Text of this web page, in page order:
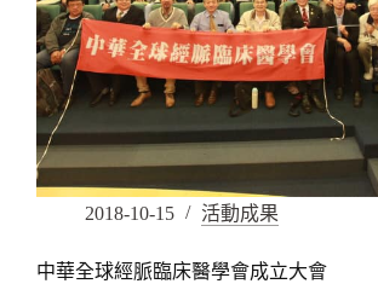
2018-10-15 活動成果
中華全球經脈臨床醫學會成立大會